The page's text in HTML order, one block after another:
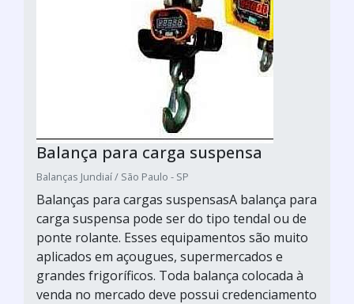
Balança para carga suspensa
Balanças Jundiaí / São Paulo - SP
Balanças para cargas suspensasA balança para
carga suspensa pode ser do tipo tendal ou de
ponte rolante. Esses equipamentos são muito
aplicados em açougues, supermercados e
grandes frigoríficos. Toda balança colocada à
venda no mercado deve possui credenciamento